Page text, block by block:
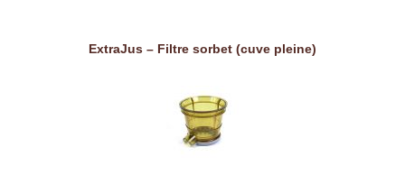
ExtraJus – Filtre sorbet (cuve pleine)